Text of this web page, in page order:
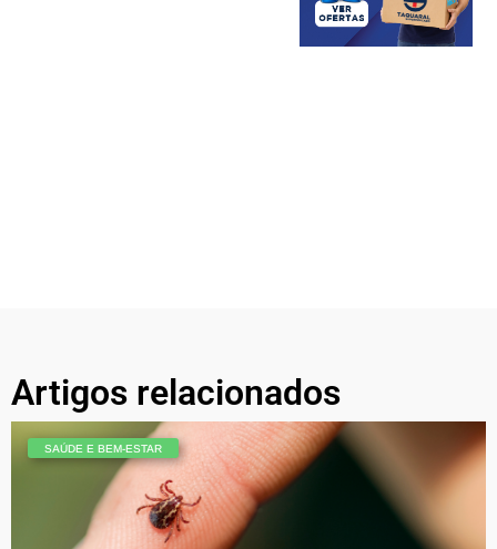
Artigos relacionados
SAÚDE E BEM-ESTAR